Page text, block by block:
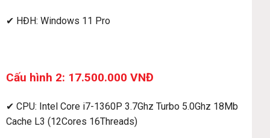
✔ HĐH: Windows 11 Pro
Cấu hình 2: 17.500.000 VNĐ
✔ CPU: Intel Core i7-1360P 3.7Ghz Turbo 5.0Ghz 18Mb
Cache L3 (12Cores 16Threads)